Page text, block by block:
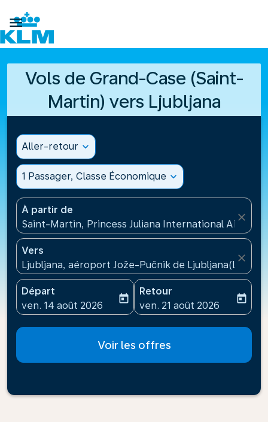

Vols de Grand-Case (Saint-
Martin) vers Ljubljana
Aller-retour expand_more
1 Passager, Classe Économique expand_more
À partir de
Saint-Martin, Princess Juliana International
close
Vers
Ljubljana, aéroport Jože-Pučnik de Ljubljana(LJU),
close
Départ
fc-booking-departure-date-aria-label
ven. 14 août 2026
today
Retour
fc-booking-return-date-
ven. 21 août 2026
today
Voir les offres